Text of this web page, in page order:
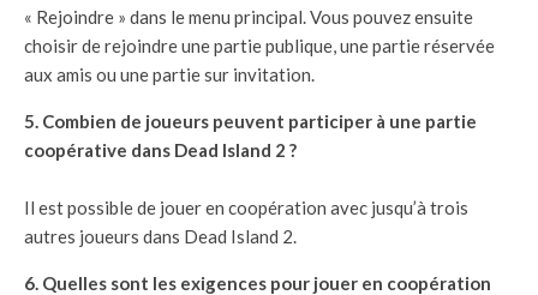
« Rejoindre » dans le menu principal. Vous pouvez ensuite
choisir de rejoindre une partie publique, une partie réservée
aux amis ou une partie sur invitation.
5. Combien de joueurs peuvent participer à une partie
coopérative dans Dead Island 2 ?
Il est possible de jouer en coopération avec jusqu’à trois
autres joueurs dans Dead Island 2.
6. Quelles sont les exigences pour jouer en coopération